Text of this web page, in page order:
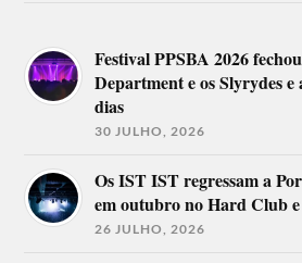
Festival PPSBA 2026
Department e os Slyrydes
dias
30 JULHO, 2026
Os IST IST regressam a
em outubro no Hard Club
26 JULHO, 2026